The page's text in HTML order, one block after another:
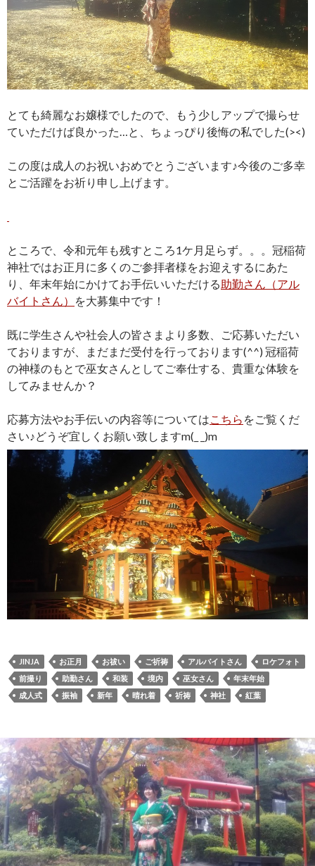
とても綺麗なお嬢様でしたので、もう少しアップで撮らせ
ていただけば良かった…と、ちょっぴり後悔の私でした(><)
この度は成人のお祝いおめでとうございます♪今後のご多幸
とご活躍をお祈り申し上げます。
ところで、令和元年も残すところ1ケ月足らず。。。冠稲荷
神社ではお正月に多くのご参拝者様をお迎えするにあた
り、年末年始にかけてお手伝いいただける助勤さん（アル
バイトさん）
を大募集中です！
既に学生さんや社会人の皆さまより多数、ご応募いただい
ておりますが、まだまだ受付を行っております(^^) 冠稲荷
の神様のもとで巫女さんとしてご奉仕する、貴重な体験を
してみませんか？
応募方法やお手伝いの内容等についてはこちら をご覧くだ
さい♪どうぞ宜しくお願い致しますm(_ _)m
JINJA お正月 お祓い ご祈祷 アルバイトさん
ロケフォト
前撮り
助勤さん 和装 境内 巫女さん
年末年始
成人式
振袖 新年 晴れ着 祈祷 神社 紅葉